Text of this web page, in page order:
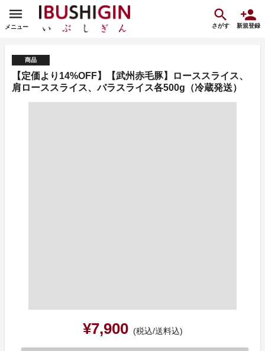
メニュー さがす 新規登録
商品
【定価より14%OFF】【武州赤毛豚】ローススライス、
肩ローススライス、バラスライス各500g（冷蔵発送）
¥7,900 (税込/送料込)